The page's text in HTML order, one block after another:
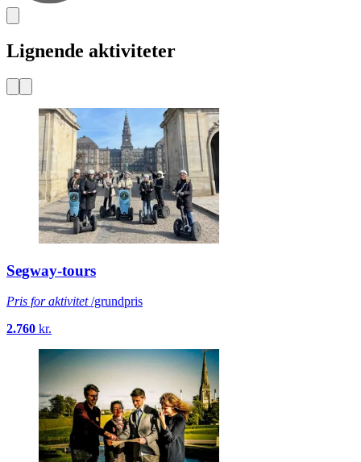
Lignende aktiviteter
Segway-tours
Pris for aktivitet/grundpris
2.760 kr.